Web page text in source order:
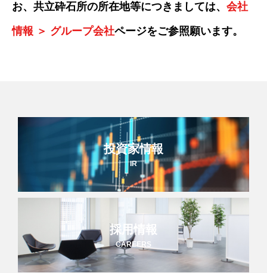
お、共立砕石所の所在地等につきましては、 会社
情報 ＞ グループ会社ページをご参照願います。
投資家情報
IR
採用情報
CAREERS